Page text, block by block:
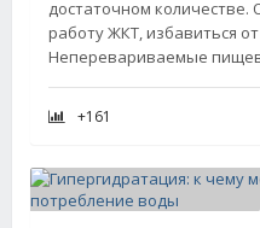
достаточном
работу ЖКТ, избавиться
Неперевариваемые
+161